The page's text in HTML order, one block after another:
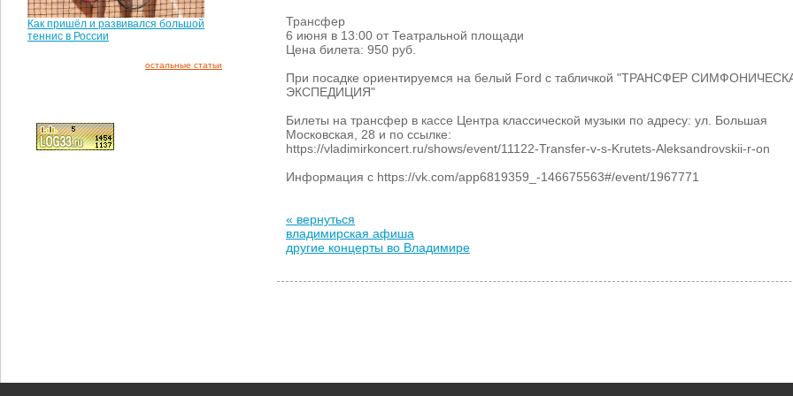
Как пришёл и развивался большой
теннис в России
остальные статьи
Трансфер
6 июня в 13:00 от Театральной площади
Цена билета: 950 руб.
При посадке ориентируемся на белый Ford с табличкой "ТРАНСФЕР
ЭКСПЕДИЦИЯ"
Билеты на трансфер в кассе Центра классической музыки по адресу: ул. Большая
Московская, 28 и по ссылке:
https://vladimirkoncert.ru/shows/event/11122-Transfer-v-s-Krutets-Aleksandrovskii-r-on
Информация с https://vk.com/app6819359_-146675563#/event/1967771
« вернуться
владимирская афиша
другие концерты во Владимире